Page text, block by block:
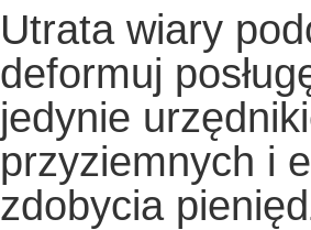
Utrata wiary
deformuj
jedynie
przyziemnych i
zdobycia